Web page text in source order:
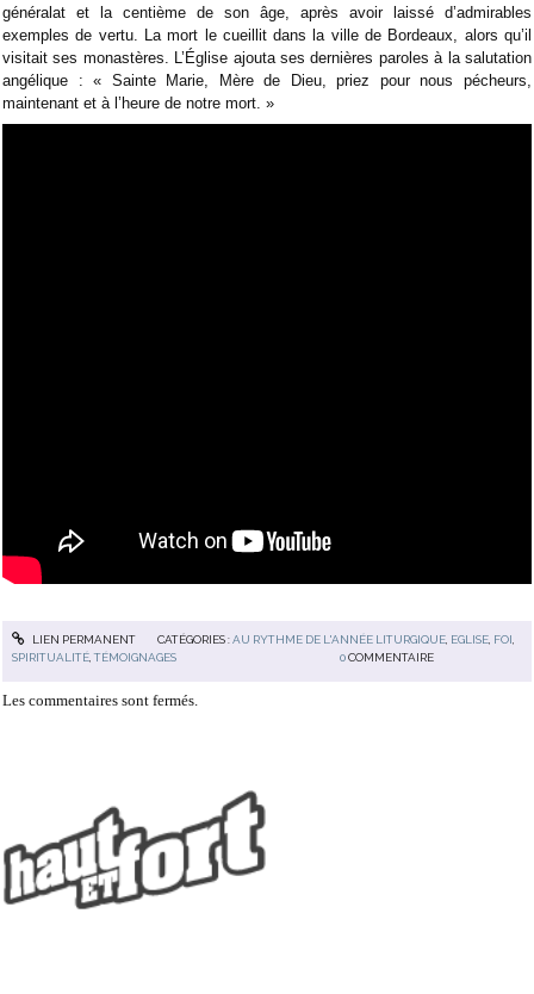
généralat et la centième de son âge, après avoir laissé d’admirables
exemples de vertu. La mort le cueillit dans la ville de Bordeaux, alors qu’il
visitait ses monastères. L’Église ajouta ses dernières paroles à la salutation
angélique : « Sainte Marie, Mère de Dieu, priez pour nous pécheurs,
maintenant et à l’heure de notre mort. »
LIEN PERMANENT CATÉGORIES :AU RYTHME DE L'ANNÉE LITURGIQUE, EGLISE, FOI
SPIRITUALITÉ ,TÉMOIGNAGES 0 COMMENTAIRE
Les commentaires sont fermés.